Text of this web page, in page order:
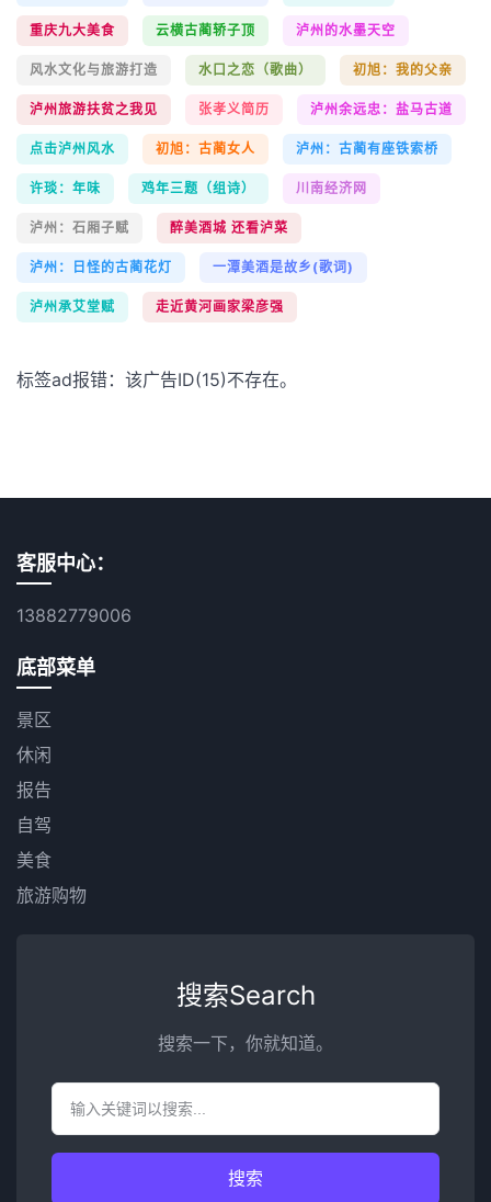
重庆九大美食 云横古蔺轿子顶 泸州的水墨天空
风水文化与旅游打造 水口之恋（歌曲） 初旭：我的父亲
泸州旅游扶贫之我见 张孝义简历 泸州余远忠：盐马古道
点击泸州风水 初旭：古蔺女人 泸州：古蔺有座铁索桥
许琰：年味 鸡年三题（组诗） 川南经济网
泸州：石厢子赋 醉美酒城 还看泸菜
泸州：日怪的古蔺花灯 一潭美酒是故乡(歌词)
泸州承艾堂赋 走近黄河画家梁彦强
标签ad报错：该广告ID(15)不存在。
客服中心：
13882779006
底部菜单
景区
休闲
报告
自驾
美食
旅游购物
搜索Search
搜索一下，你就知道。
搜索